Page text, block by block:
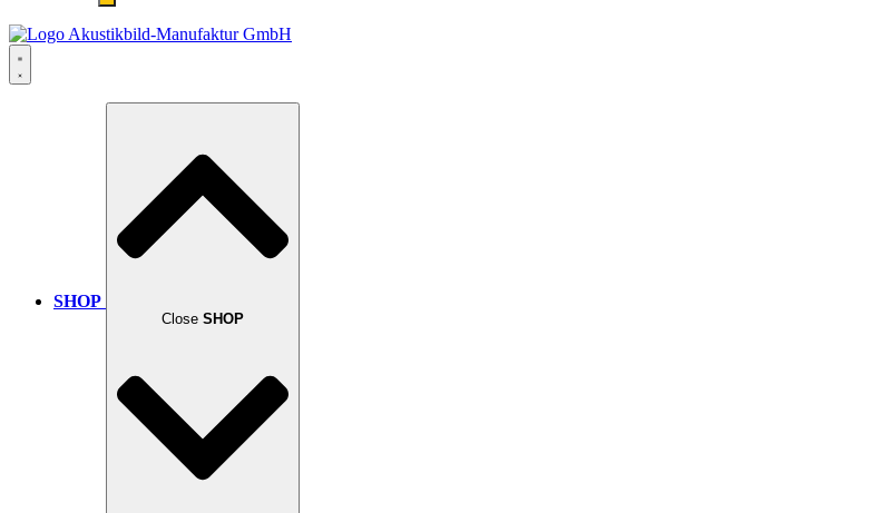
SHOP
Close SHOP